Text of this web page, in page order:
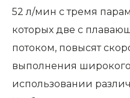
52 л/мин с тремя
которых две с
потоком, повысят
выполнения
использовании